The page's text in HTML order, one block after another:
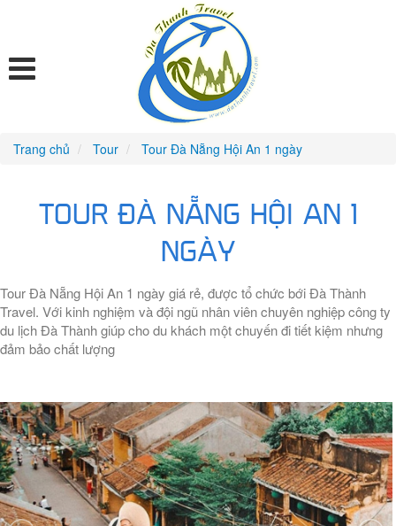
Trang chủ Tour Tour Đà Nẵng Hội An 1 ngày
TOUR ĐÀ NẴNG HỘI AN 1
NGÀY
Tour Đà Nẵng Hội An 1 ngày giá rẻ, được tổ chức bới Đà Thành
Travel. Với kinh nghiệm và đội ngũ nhân viên chuyên nghiệp công ty
du lịch Đà Thành giúp cho du khách một chuyến đi tiết kiệm nhưng
đảm bảo chất lượng